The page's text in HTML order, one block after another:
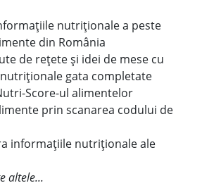
nutriționale a peste
din România
de rețete și idei de mese cu
gata completate
Score-ul alimentelor
prin scanarea codului de
informațiile nutriționale ale
altele...